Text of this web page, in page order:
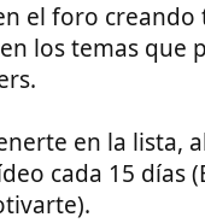
el foro creando
los temas que
en la lista,
cada 15 días